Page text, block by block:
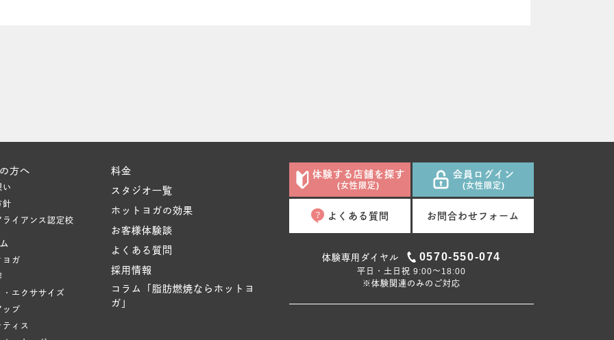
方へ
い
針
ライアンス認定校
ヨガ
エクササイズ
ップ
ィス
料金
スタジオ一覧
ホットヨガの効果
お客様体験談
よくある質問
採用情報
コラム「脂肪燃焼ならホットヨ
ガ」
体験する店舗を探す
(女性限定)
会員ログイン
(女性限定)
よくある質問 お問合わせフォーム
体験専用ダイヤル 0570-550-074
平日・土日祝 9:00〜18:00
※体験関連のみのご対応